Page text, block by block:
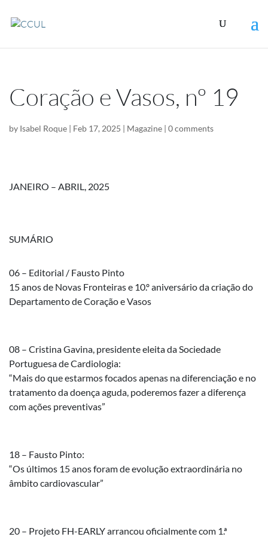
Coração e Vasos, nº 19
by Isabel Roque | Feb 17, 2025 | Magazine | 0 comments
JANEIRO – ABRIL, 2025
SUMÁRIO
06 – Editorial / Fausto Pinto
15 anos de Novas Fronteiras e 10.º aniversário da criação do
Departamento de Coração e Vasos
08 – Cristina Gavina, presidente eleita da Sociedade
Portuguesa de Cardiologia:
“Mais do que estarmos focados apenas na diferenciação e no
tratamento da doença aguda, poderemos fazer a diferença
com ações preventivas”
18 – Fausto Pinto:
“Os últimos 15 anos foram de evolução extraordinária no
âmbito cardiovascular”
20 – Projeto FH-EARLY arrancou oficialmente com 1.ª